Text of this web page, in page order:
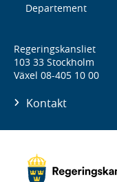
Departement
Regeringskansliet
103 33 Stockholm
Växel 08-405 10 00
Kontakt